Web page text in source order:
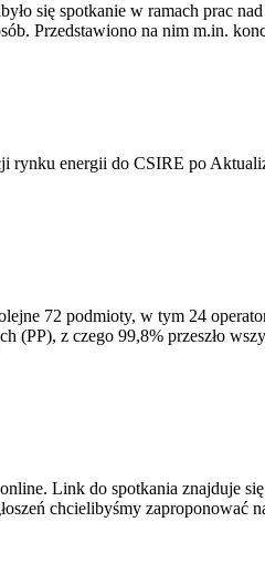
się spotkanie w ramach prac
Przedstawiono na nim m.in.
rynku energii do CSIRE po
72 podmioty, w tym 24
(PP), z czego 99,8% przeszło
Link do spotkania znajduje
chcielibyśmy zaproponować